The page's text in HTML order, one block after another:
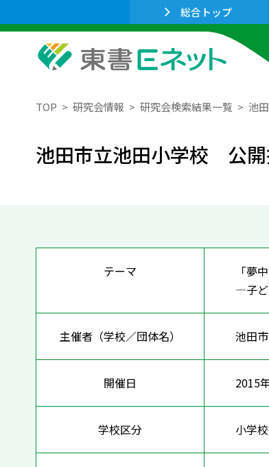
総合トップ
TOP 研究会情報 研究会検索結果一覧 池
池田市立池田小学校 公
テーマ
「夢
―子ど
主催者（学校／団体名） 池田
開催日 2015
学校区分 小学